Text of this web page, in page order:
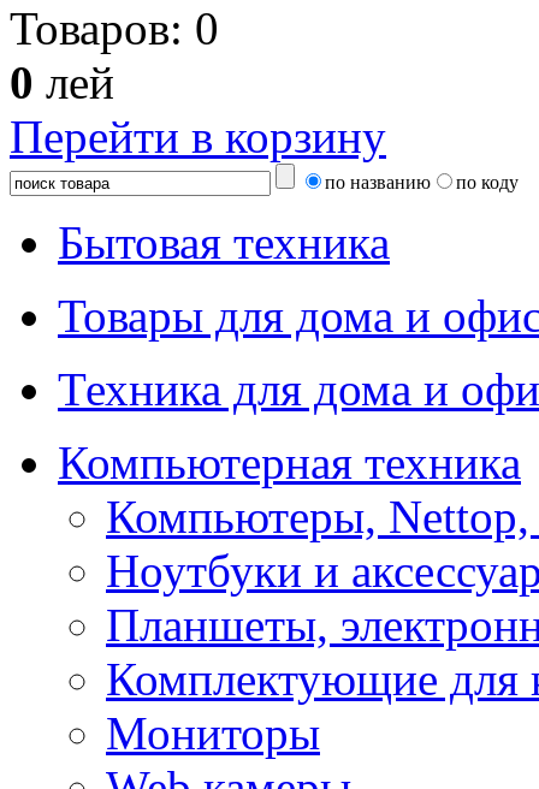
Товаров: 0
0 лей
Перейти в корзину
по названию по коду
Бытовая техника
Товары для дома и
Техника для дома и
Компьютерная техника
Компьютеры,
Ноутбуки и
Планшеты,
Комплектующие для
Мониторы